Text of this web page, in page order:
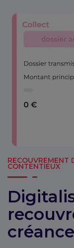
RECOUVREMENT
CONTENTIEUX